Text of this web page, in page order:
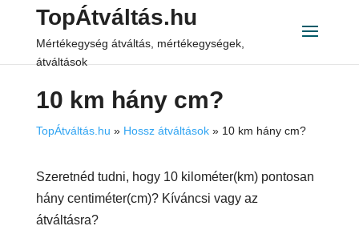
TopÁtváltás.hu
Mértékegység átváltás, mértékegységek,
átváltások
10 km hány cm?
TopÁtváltás.hu » Hossz átváltások» 10 km hány cm?
Szeretnéd tudni, hogy 10 kilométer(km) pontosan
hány centiméter(cm)? Kíváncsi vagy az
átváltásra?